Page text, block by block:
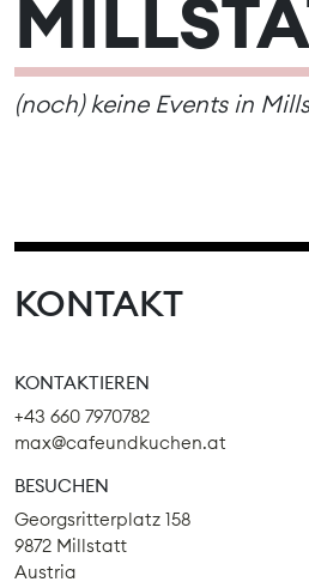
(noch) keine Events in
KONTAKT
KONTAKTIEREN
+43 660 7970782
max@cafeundkuchen.at
BESUCHEN
Georgsritterplatz 158
9872 Millstatt
Austria